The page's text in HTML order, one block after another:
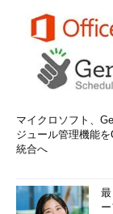
マイクロソフト、
ジュール管理機能
統合へ